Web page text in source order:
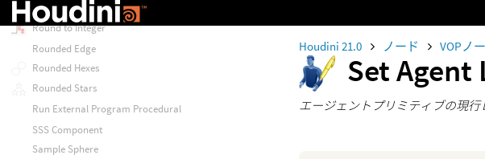
Houdini 21.0 ノード VOPノ
Set
エージェントプリミティブの現行
Rotate by Quaternion
Round to Integer
Rounded Edge
Rounded Hexes
Rounded Stars
Run External Program Procedural
SSS Component
Sample Sphere